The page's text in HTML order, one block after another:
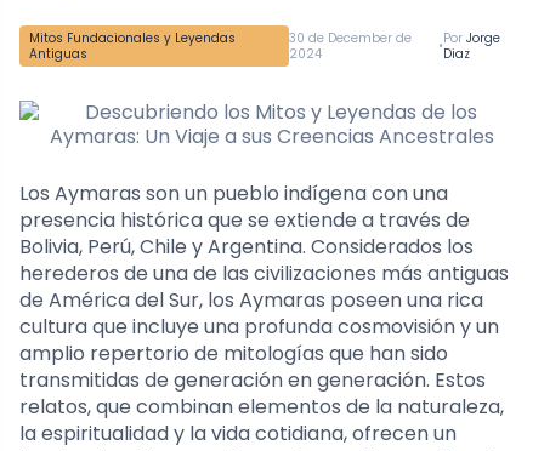
Mitos Fundacionales y Leyendas
Antiguas
30 de December de
2024
•Por Jorge
Diaz
Los Aymaras son un pueblo indígena con una
presencia histórica que se extiende a través de
Bolivia, Perú, Chile y Argentina. Considerados los
herederos de una de las civilizaciones más antiguas
de América del Sur, los Aymaras poseen una rica
cultura que incluye una profunda cosmovisión y un
amplio repertorio de mitologías que han sido
transmitidas de generación en generación. Estos
relatos, que combinan elementos de la naturaleza,
la espiritualidad y la vida cotidiana, ofrecen un